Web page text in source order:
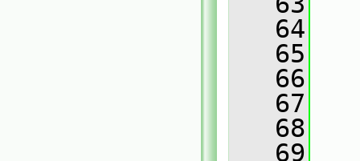
   64
   65
   66
   67
   68
   69